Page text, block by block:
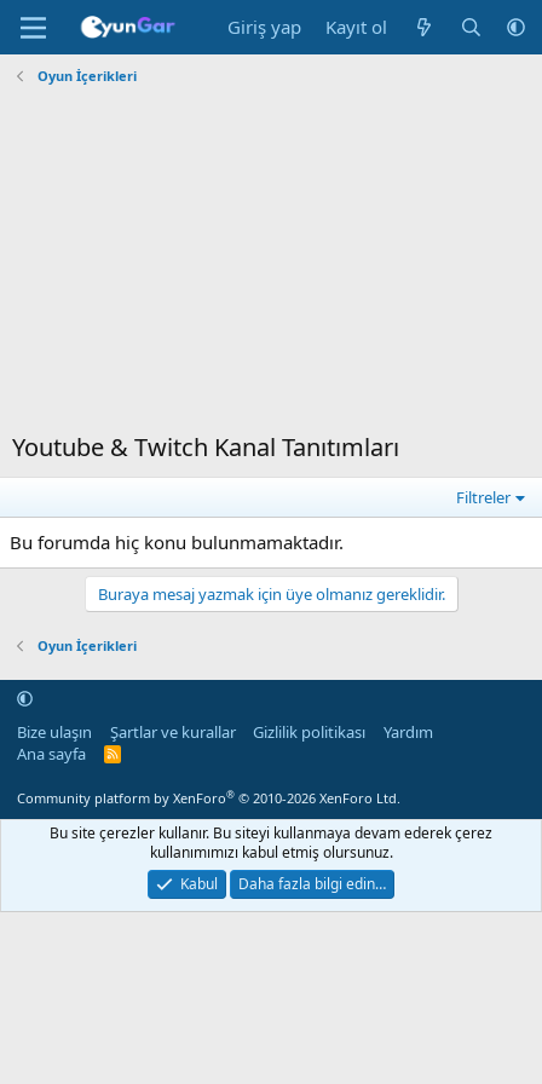
Giriş yap Kayıt ol
Oyun İçerikleri
Youtube & Twitch Kanal Tanıtımları
Filtreler
Bu forumda hiç konu bulunmamaktadır.
Buraya mesaj yazmak için üye olmanız gereklidir.
Oyun İçerikleri
Bize ulaşın Şartlar ve kurallar Gizlilik politikası
Yardım
Ana sayfa
R
Community platform by XenForo® © 2010-2026 XenForo Ltd.
Bu site çerezler kullanır. Bu siteyi kullanmaya devam ederek çerez
kullanımımızı kabul etmiş olursunuz.
Kabul
Daha fazla bilgi edin…